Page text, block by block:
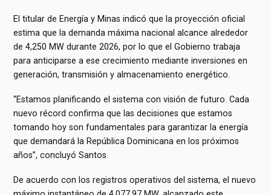
El titular de Energía y Minas indicó que la proyección oficial
estima que la demanda máxima nacional alcance alrededor
de 4,250 MW durante 2026, por lo que el Gobierno trabaja
para anticiparse a ese crecimiento mediante inversiones en
generación, transmisión y almacenamiento energético.
“Estamos planificando el sistema con visión de futuro. Cada
nuevo récord confirma que las decisiones que estamos
tomando hoy son fundamentales para garantizar la energía
que demandará la República Dominicana en los próximos
años”, concluyó Santos.
De acuerdo con los registros operativos del sistema, el nuevo